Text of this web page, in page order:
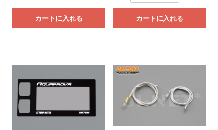
カートに入れる カートに入れる